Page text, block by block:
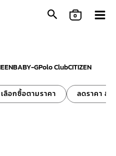
0
BABY-GPolo ClubCITIZEN
เลือกซื้อตามราคา ลดราคา &